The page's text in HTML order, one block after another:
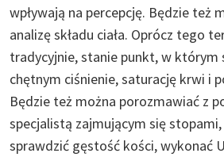
wpływają na percepcję. Będzie też
analizę składu ciała. Oprócz tego
tradycyjnie, stanie punkt, w którym
chętnym ciśnienie, saturację krwi i
Będzie też można porozmawiać z
specjalistą zajmującym się
sprawdzić gęstość kości, wykonać